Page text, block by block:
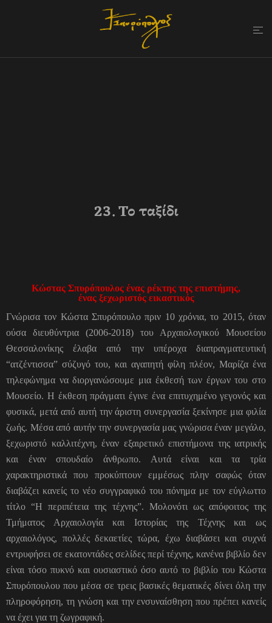
23. Το ταξίδι
Κώστας Σπυρόπουλος ένας ρέκτης της επιστήμης,
ένας ξεχωριστός εικαστικός
Γνώρισα τον Κώστα Σπυρόπουλο πριν 10 χρόνια, το 2015, όταν
ούσα διευθύντρια (2006-2018) του Αρχαιολογικού Μουσείου
Θεσσαλονίκης έλαβα από την υπέροχα διαπραγματευτική
“ατζέντισσα” σύζυγό του, και αγαπητή φίλη πλέον, Μαρίζα ένα
τηλεφώνημα να διοργανώσουμε μια έκθεσή των έργων του στο
Μουσείο. Η έκθεση πράγματι έγινε ένα επιτυχημένο γεγονός και
φυσικά, μετά από αυτή την άριστη συνεργασία ξεκίνησε μια φιλία
ζωής. Μέσα από αυτήν την συνεργασία μας γνώρισα έναν μεγάλο,
ξεχωριστό καλλιτέχνη, έναν εξαιρετικό επιστήμονα της ιατρικής
και έναν σπουδαίο άνθρωπο. Αυτά είναι και τα τρία
χαρακτηριστικά που προκύπτουν εμμέσως πλην σαφώς όταν
διαβάζει κανείς το νέο συγγραφικό του πόνημα με τον εύγλωττο
τίτλο “Η περιπέτεια της τέχνης”. Μολονότι ως απόφοιτος της
Τμήματος Αρχαιολογία και Ιστορίας της Τέχνης και ως
αρχαιολόγος, πολλές δεκαετίες τώρα, έχω διαβάσει και συχνά
εντρυφήσει σε εκατοντάδες σελίδες περί τέχνης, κανένα βιβλίο δεν
είναι τόσο πυκνό και ουσιαστικό όσο αυτό το βιβλίο του Κώστα
Σπυρόπουλου που μέσα σε τρεις βασικές θεματικές δίνει όλη την
πληροφόρηση, τη γνώση και την ενσυναίσθηση που πρέπει κανείς
να έχει για τη ζωγραφική.